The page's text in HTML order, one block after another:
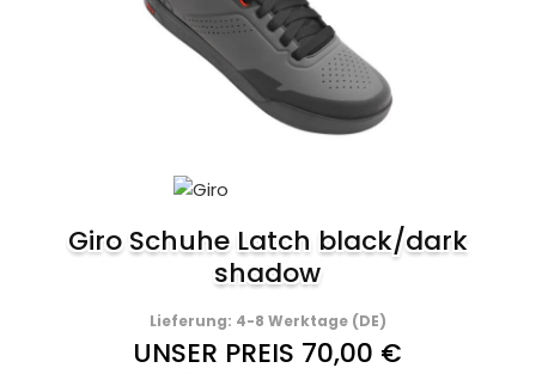
Giro Schuhe Latch black/dark
shadow
Lieferung: 4-8 Werktage (DE)
UNSER PREIS 70,00 €